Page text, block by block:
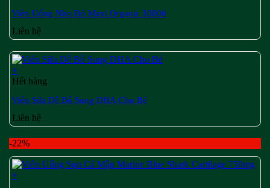
Viên Uống Nho Đỏ Maxi Organic 30000
Liên hệ
+
Hết hàng
Viên Sữa Dê Bổ Sung DHA Cho Bé
Liên hệ
-22%
+